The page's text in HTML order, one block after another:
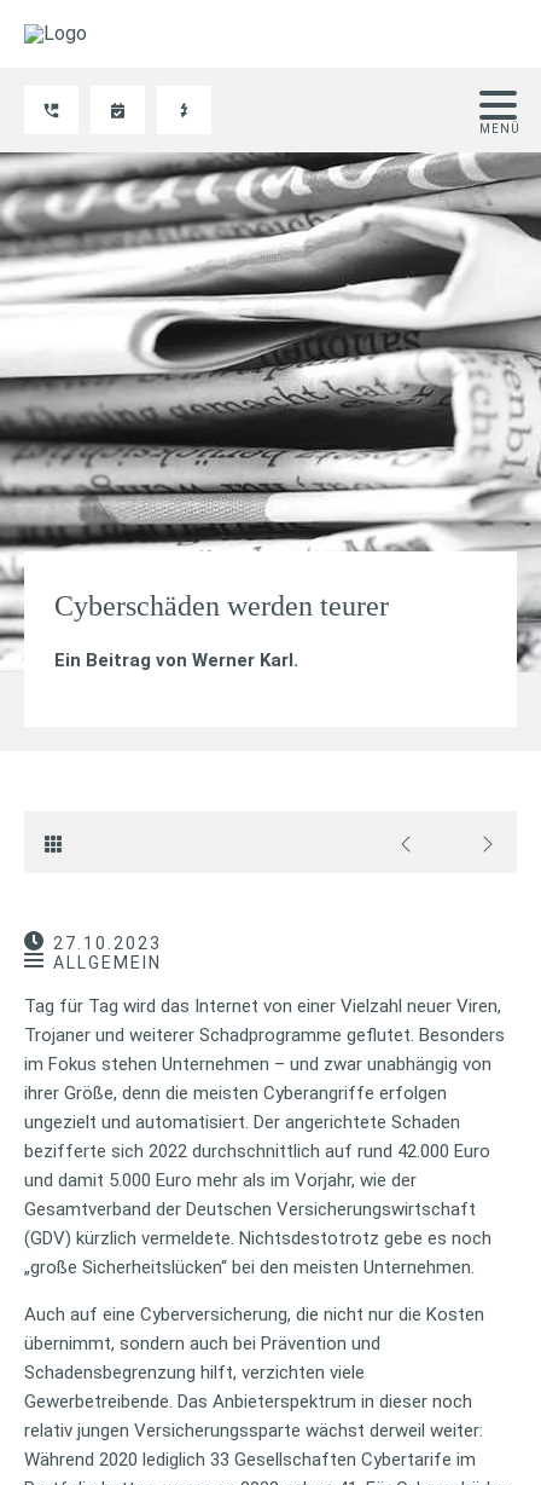
Cyberschäden werden teurer
Ein Beitrag von Werner Karl.
27.10.2023
ALLGEMEIN
Tag für Tag wird das Internet von einer Vielzahl neuer Viren,
Trojaner und weiterer Schadprogramme geflutet. Besonders
im Fokus stehen Unternehmen – und zwar unabhängig von
ihrer Größe, denn die meisten Cyberangriffe erfolgen
ungezielt und automatisiert. Der angerichtete Schaden
bezifferte sich 2022 durchschnittlich auf rund 42.000 Euro
und damit 5.000 Euro mehr als im Vorjahr, wie der
Gesamtverband der Deutschen Versicherungswirtschaft
(GDV) kürzlich vermeldete. Nichtsdestotrotz gebe es noch
„große Sicherheitslücken“ bei den meisten Unternehmen.
Auch auf eine Cyberversicherung, die nicht nur die Kosten
übernimmt, sondern auch bei Prävention und
Schadensbegrenzung hilft, verzichten viele
Gewerbetreibende. Das Anbieterspektrum in dieser noch
relativ jungen Versicherungssparte wächst derweil weiter:
Während 2020 lediglich 33 Gesellschaften Cybertarife im